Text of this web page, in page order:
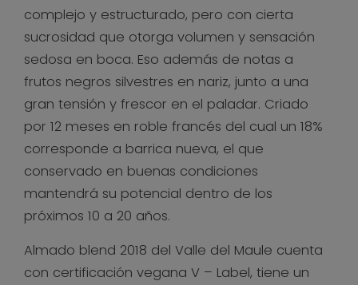
complejo y estructurado, pero con cierta
sucrosidad que otorga volumen y sensación
sedosa en boca. Eso además de notas a
frutos negros silvestres en nariz, junto a una
gran tensión y frescor en el paladar. Criado
por 12 meses en roble francés del cual un 18%
corresponde a barrica nueva, el que
conservado en buenas condiciones
mantendrá su potencial dentro de los
próximos 10 a 20 años.
Almado blend 2018 del Valle del Maule cuenta
con certificación vegana V – Label, tiene un